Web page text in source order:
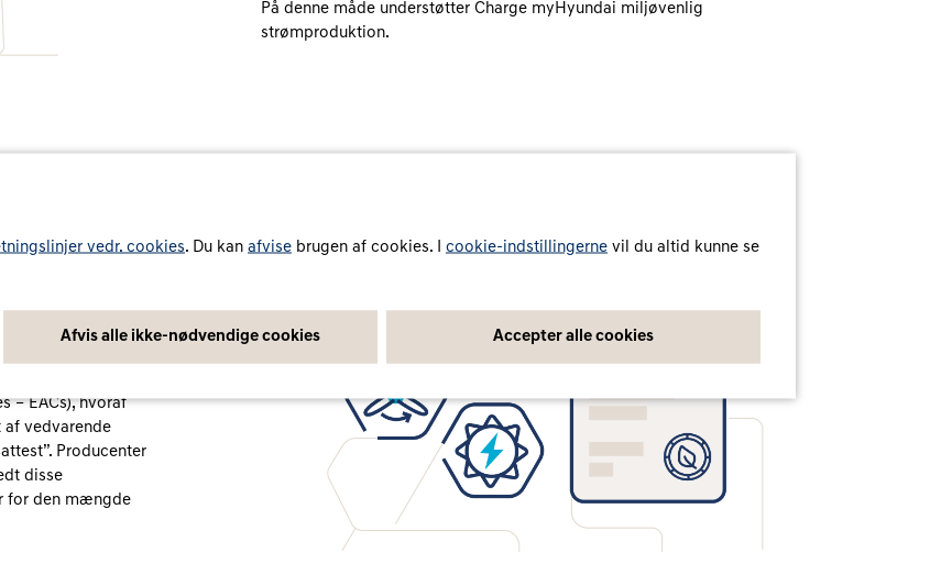
På denne måde understøtter Charge myHyundai miljøvenlig
strømproduktion.
– EACs), hvoraf
vedvarende
Producenter
disse
for den mængde
vedr. cookies. Du kan afvise brugen af cookies. I cookie-indstillingerne vil du altid kunne se
Afvis alle ikke-nødvendige cookies Accepter alle cookies